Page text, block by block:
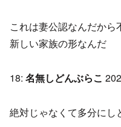
これは妻公認なんだか
新しい家族の形なんだ
18: 名無しどんぶらこ
絶対じゃなくて多分に